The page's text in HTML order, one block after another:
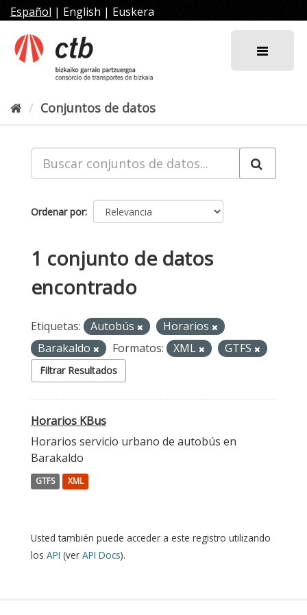
al
contenido
Español | English | Euskera
Conjuntos de datos
Ordenar por
1 conjunto de datos
encontrado
Etiquetas: Autobús
Horarios
Barakaldo
Formatos: XML GTFS
Filtrar Resultados
Horarios KBus
Horarios servicio urbano de autobús en
Barakaldo
GTFS XML
Usted también puede acceder a este registro utilizando
los API (ver API Docs).